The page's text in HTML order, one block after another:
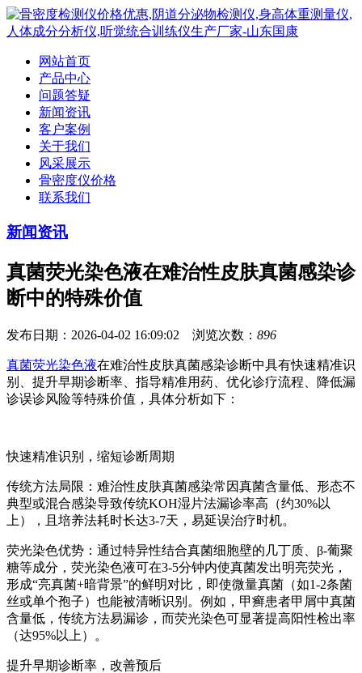
网站首页
产品中心
问题答疑
新闻资讯
客户案例
关于我们
风采展示
骨密度仪价格
联系我们
新闻资讯
真菌荧光染色液在难治性皮肤真菌感染诊
断中的特殊价值
发布日期：2026-04-02 16:09:02 浏览次数： 896
真菌荧光染色液在难治性皮肤真菌感染诊断中具有快速精准识
别、提升早期诊断率、指导精准用药、优化诊疗流程、降低漏
诊误诊风险等特殊价值，具体分析如下：
快速精准识别，缩短诊断周期
传统方法局限：难治性皮肤真菌感染常因真菌含量低、形态不
典型或混合感染导致传统KOH湿片法漏诊率高（约30%以
上），且培养法耗时长达3-7天，易延误治疗时机。
荧光染色优势：通过特异性结合真菌细胞壁的几丁质、β-葡聚
糖等成分，荧光染色液可在3-5分钟内使真菌发出明亮荧光，
形成“亮真菌+暗背景”的鲜明对比，即使微量真菌（如1-2条菌
丝或单个孢子）也能被清晰识别。例如，甲癣患者甲屑中真菌
含量低，传统方法易漏诊，而荧光染色可显著提高阳性检出率
（达95%以上）。
提升早期诊断率，改善预后